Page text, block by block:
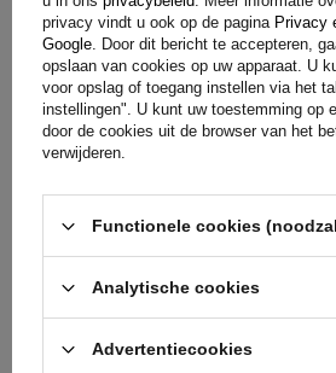
Levering
Stel uw vraag
Beoordelingen(0)
Laat uw mening achter
Uw score:
privacy vindt u ook op de pagina Privacy
Google. Door dit bericht te accepteren,
opslaan van cookies op uw apparaat. U
voor opslag of toegang instellen via het
instellingen". U kunt uw toestemming op
door de cookies uit de browser van het
verwijderen.
Functionele cookies
Analytische cookies
Advertentiecookies